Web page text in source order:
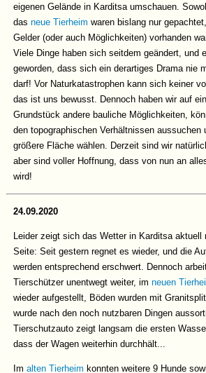
eigenen Gelände in Karditsa umschauen.
dasneue Tierheim waren bislang nur
Gelder (oder auch Möglichkeiten) vorhanden
Viele Dinge haben sich seitdem geändert, und
geworden, dass sich ein derartiges Drama nie
darf! Vor Naturkatastrophen kann sich keiner
das ist uns bewusst. Dennoch haben wir auf
Grundstück andere bauliche Möglichkeiten,
den topographischen Verhältnissen aussuchen
größere Fläche wählen. Derzeit sind wir
aber sind voller Hoffnung, dass von nun an
wird!
24.09.2020
Leider zeigt sich das Wetter in Karditsa aktuell
Seite: Seit gestern regnet es wieder, und die
werden entsprechend erschwert. Dennoch
Tierschützer unentwegt weiter, imneuen
wieder aufgestellt, Böden wurden mit
wurde nach den noch nutzbaren Dingen
Tierschutzauto zeigt langsam die ersten
dass der Wagen weiterhin durchhält...
Imalten Tierheim konnten weitere 9 Hunde